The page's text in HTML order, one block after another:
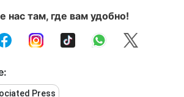
нас там, где вам удобно!
Press